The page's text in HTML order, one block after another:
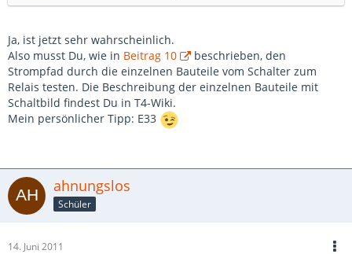
Ja, ist jetzt sehr wahrscheinlich.
Also musst Du, wie in Beitrag 10
beschrieben, den
Strompfad durch die einzelnen Bauteile vom Schalter zum
Relais testen. Die Beschreibung der einzelnen Bauteile mit
Schaltbild findest Du in T4-Wiki.
Mein persönlicher Tipp: E33
ahnungslos
Schüler
14. Juni 2011